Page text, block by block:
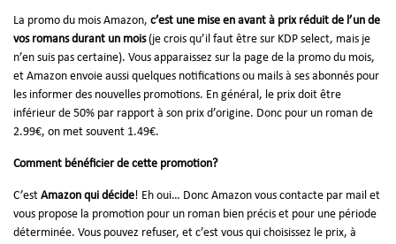
La promo du mois Amazon, c’est une mise en avant à prix réduit de l’un de
vos romans durant un mois (je crois qu’il faut être sur KDP select, mais je
n’en suis pas certaine). Vous apparaissez sur la page de la promo du mois,
et Amazon envoie aussi quelques notifications ou mails à ses abonnés pour
les informer des nouvelles promotions. En général, le prix doit être
inférieur de 50% par rapport à son prix d’origine. Donc pour un roman de
2.99€, on met souvent 1.49€.
Comment bénéficier de cette promotion?
C’est Amazon qui décide! Eh oui… Donc Amazon vous contacte par mail et
vous propose la promotion pour un roman bien précis et pour une période
déterminée. Vous pouvez refuser, et c’est vous qui choisissez le prix, à